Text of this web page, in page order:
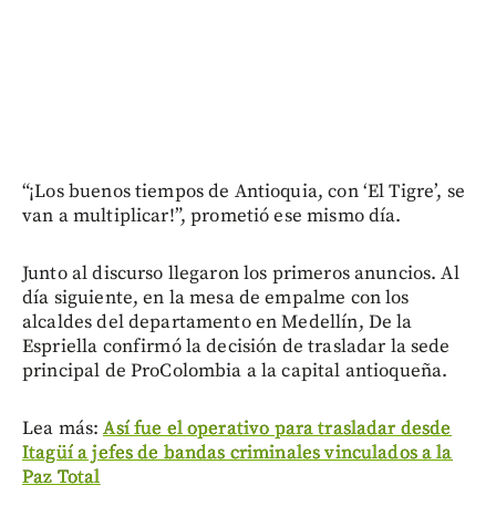
“¡Los buenos tiempos de Antioquia, con ‘El Tigre’, se
van a multiplicar!”, prometió ese mismo día.
Junto al discurso llegaron los primeros anuncios. Al
día siguiente, en la mesa de empalme con los
alcaldes del departamento en Medellín, De la
Espriella confirmó la decisión de trasladar la sede
principal de ProColombia a la capital antioqueña.
Lea más:Así fue el operativo para trasladar desde
Itagüí a jefes de bandas criminales vinculados a la
Paz Total